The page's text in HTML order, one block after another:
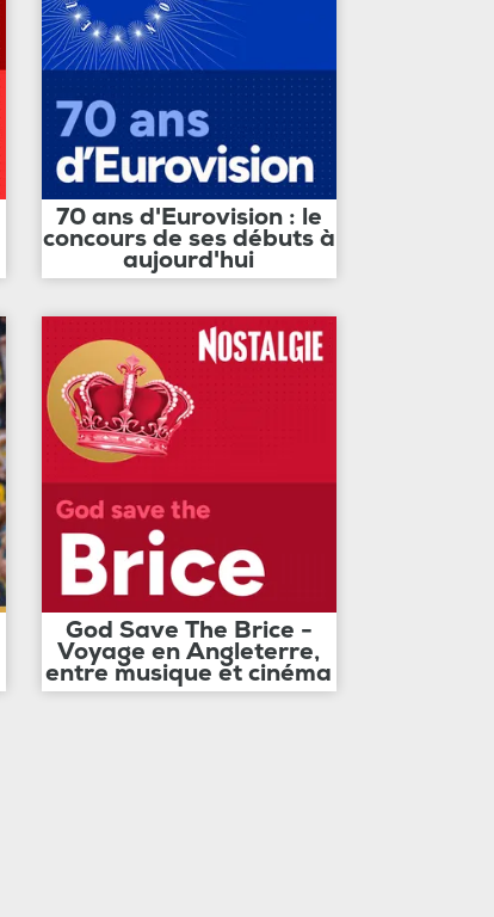
70 ans d'Eurovision : le
concours de ses débuts à
aujourd'hui
God Save The Brice -
Voyage en Angleterre,
entre musique et cinéma